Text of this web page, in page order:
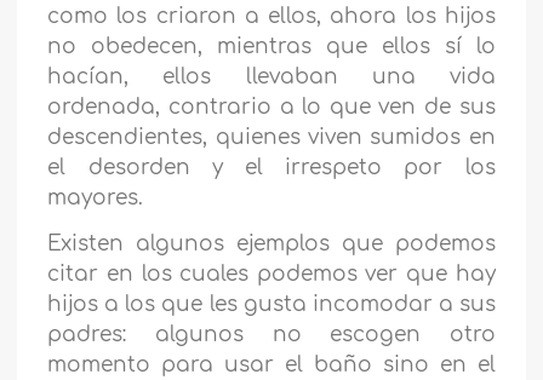
como los criaron a ellos, ahora los hijos
no obedecen, mientras que ellos sí lo
hacían, ellos llevaban una vida
ordenada, contrario a lo que ven de sus
descendientes, quienes viven sumidos en
el desorden y el irrespeto por los
mayores.
Existen algunos ejemplos que podemos
citar en los cuales podemos ver que hay
hijos a los que les gusta incomodar a sus
padres: algunos no escogen otro
momento para usar el baño sino en el